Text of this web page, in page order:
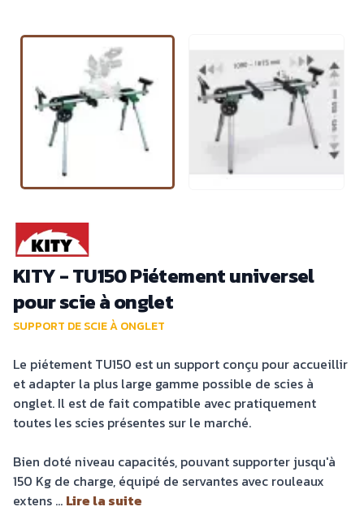
KITY - TU150 Piétement universel
pour scie à onglet
SUPPORT DE SCIE À ONGLET
Le piétement TU150 est un support conçu pour accueillir
et adapter la plus large gamme possible de scies à
onglet. Il est de fait compatible avec pratiquement
toutes les scies présentes sur le marché.
Bien doté niveau capacités, pouvant supporter jusqu'à
150 Kg de charge, équipé de servantes avec rouleaux
extens ... Lire la suite